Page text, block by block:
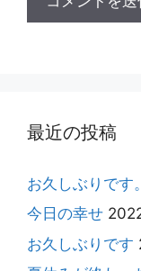
最近の投稿
お久しぶりです。
今日の幸せ
お久しぶりです